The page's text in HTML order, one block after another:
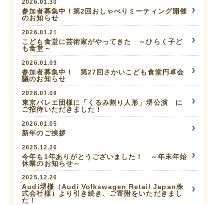
2026.01.30
参加者募集中！第2回おしゃべりミーティング開催
のお知らせ
2026.01.21
こども食堂に芸術家がやってきた ～ひらく子ど
も食堂～
2026.01.09
参加者募集中！ 第27回さかいこども食堂円卓会
議のお知らせ
2026.01.08
東京バレエ団様に「くるみ割り人形」堺公演 に
ご招待いただきました！
2026.01.05
新年のご挨拶
2025.12.26
今年も1年ありがとうございました！ ～年末年始
休業のお知らせ～
2025.12.26
Audi堺様（Audi Volkswagen Retail Japan株
式会社様）より引き続き、ご寄附をいただきまし
た！